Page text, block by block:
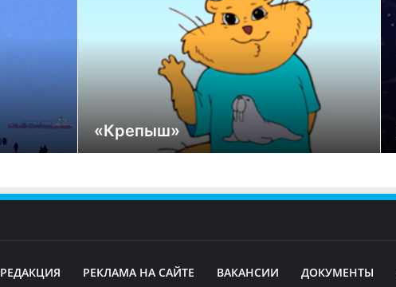
«Крепыш»
РЕДАКЦИЯ РЕКЛАМА НА САЙТЕ ВАКАНСИИ ДОКУМЕНТЫ